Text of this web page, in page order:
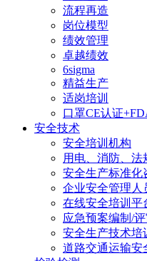
流程再造
岗位模型
绩效管理
卓越绩效
6sigma
精益生产
适岗培训
口罩CE认证
安全技术
安全培训机构
用电、消防、法
安全生产标准化
企业安全管理人
在线安全培训平
应急预案编制/
安全生产技术培
道路交通运输安